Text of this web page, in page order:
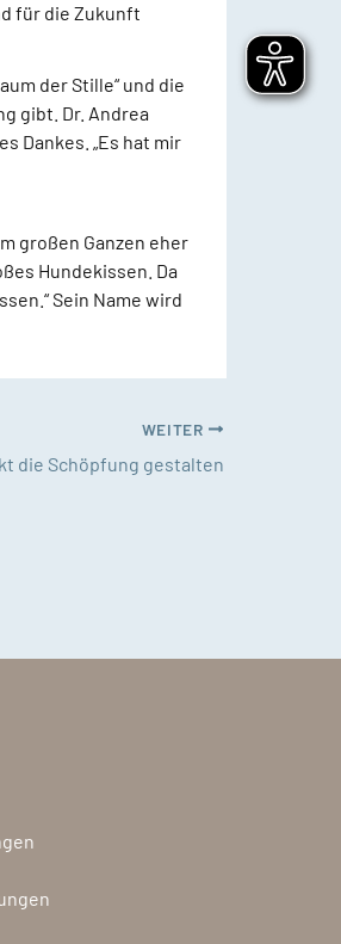
für die Zukunft
der Stille“ und die
gibt. Dr. Andrea
Dankes. „Es hat mir
großen Ganzen eher
Hundekissen. Da
Sein Name wird
WEITER
die Schöpfung gestalten